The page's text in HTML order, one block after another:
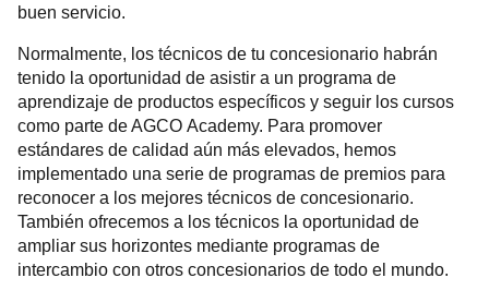
buen servicio.
Normalmente, los técnicos de tu concesionario habrán
tenido la oportunidad de asistir a un programa de
aprendizaje de productos específicos y seguir los cursos
como parte de AGCO Academy. Para promover
estándares de calidad aún más elevados, hemos
implementado una serie de programas de premios para
reconocer a los mejores técnicos de concesionario.
También ofrecemos a los técnicos la oportunidad de
ampliar sus horizontes mediante programas de
intercambio con otros concesionarios de todo el mundo.